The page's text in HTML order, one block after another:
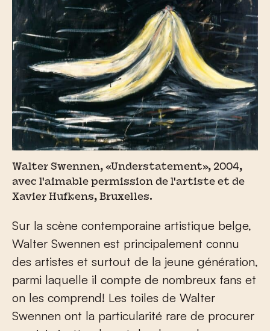
Walter Swennen, «Understatement», 2004,
avec l'aimable permission de l'artiste et de
Xavier Hufkens, Bruxelles.
Sur la scène contemporaine artistique belge,
Walter Swennen est principalement connu
des artistes et surtout de la jeune génération,
parmi laquelle il compte de nombreux fans et
on les comprend! Les toiles de Walter
Swennen ont la particularité rare de procurer